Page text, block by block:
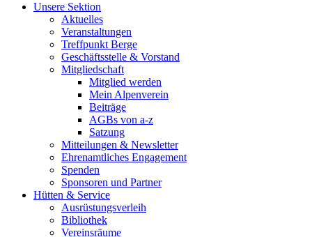
Unsere Sektion
Aktuelles
Veranstaltungen
Treffpunkt Berge
Geschäftsstelle & Vorstand
Mitgliedschaft
Mitglied werden
Mein Alpenverein
Beiträge
AGBs von a-z
Satzung
Mitteilungen & Newsletter
Ehrenamtliches Engagement
Spenden
Sponsoren und Partner
Hütten & Service
Ausrüstungsverleih
Bibliothek
Vereinsräume